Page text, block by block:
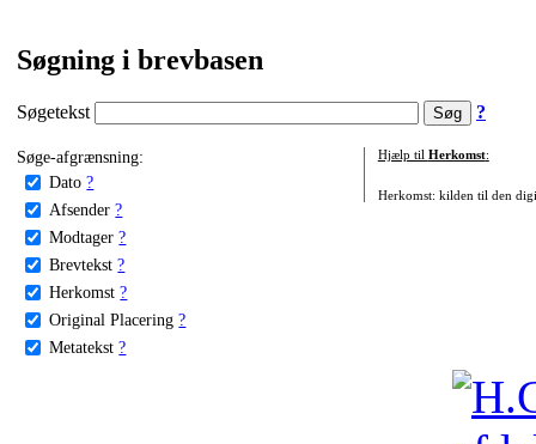
Søgning i brevbasen
Søgetekst ?
Søge-afgrænsning:
Dato ?
Afsender ?
Modtager ?
Brevtekst ?
Herkomst ?
Original Placering ?
Metatekst ?
Hjælp til Herkomst:
Herkomst: kilden til den